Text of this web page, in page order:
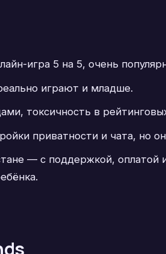
игра 5 на 5, очень
играют и младше.
токсичность в
приватности и чата, но
— с поддержкой,